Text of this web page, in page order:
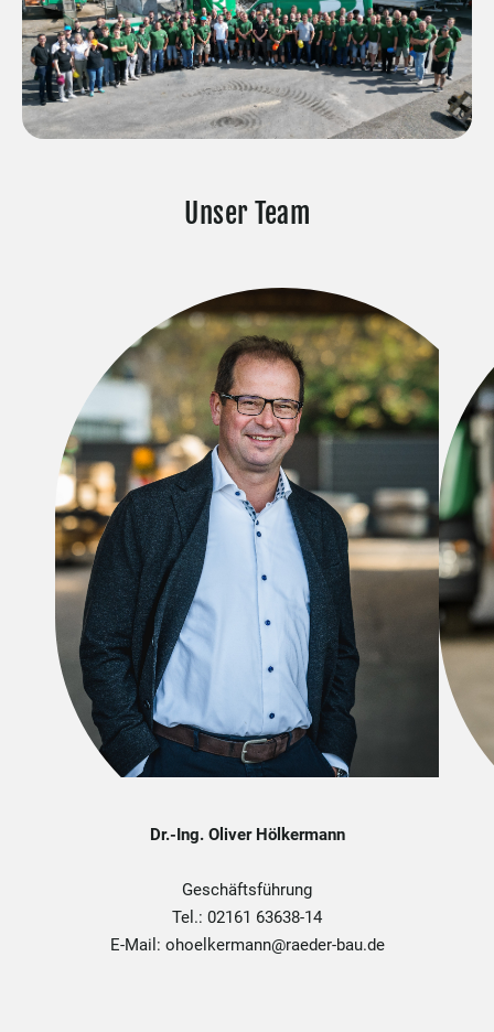
Unser Team
Dr.-Ing. Oliver Hölkermann
Geschäftsführung
Tel.: 02161 63638-14
E-Mail: ohoelkermann@raeder-bau.de